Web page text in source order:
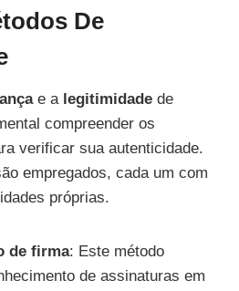
De
e a legitimidade de
compreender os
verificar sua autenticidade.
empregados, cada um com
próprias.
de firma: Este método
de assinaturas em